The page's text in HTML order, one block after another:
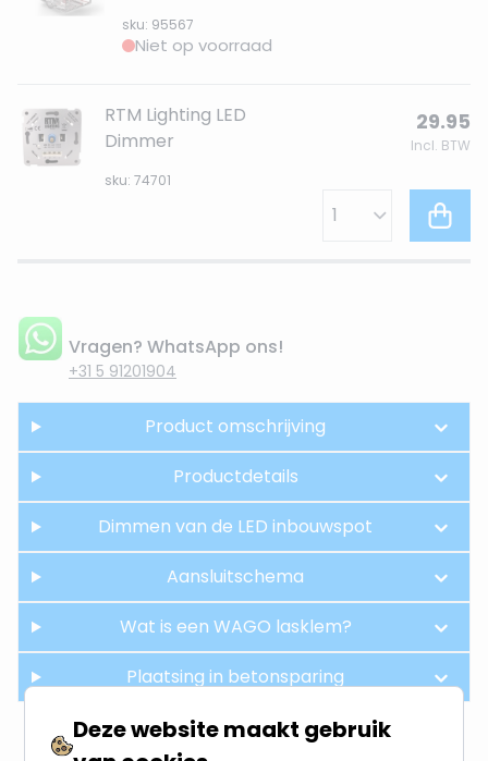
sku: 95567
Niet op voorraad
RTM Lighting LED
Dimmer
sku: 74701
29.95
Incl. BTW
Vragen? WhatsApp ons!
+31 5 91201904
Product omschrijving
Productdetails
Dimmen van de LED inbouwspot
Aansluitschema
Wat is een WAGO lasklem?
Plaatsing in betonsparing
Deze website maakt gebruik